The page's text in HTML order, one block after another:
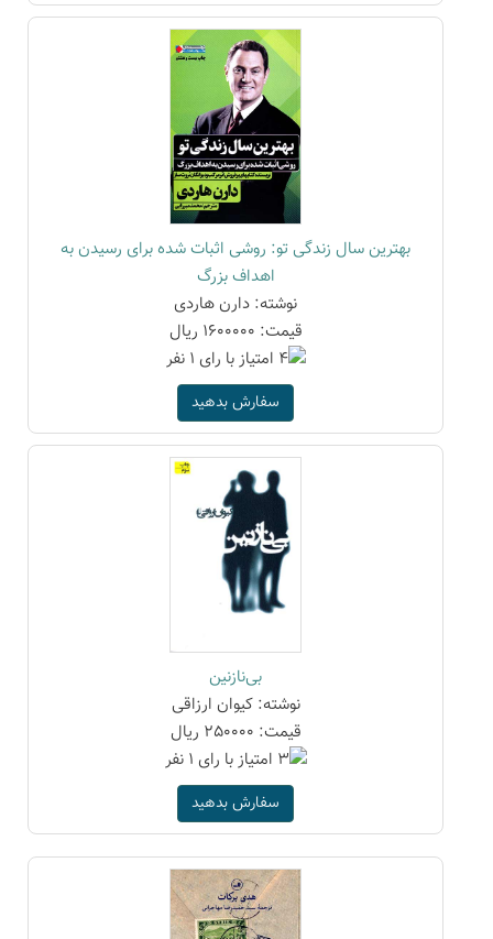
بهترین سال زندگی تو: روشی اثبات شده برای رسیدن به
اهداف بزرگ
نوشته: دارن هاردی
قیمت: 1600000 ریال
سفارش بدهید
بی‌نازنین
نوشته: کیوان ارزاقی
قیمت: 250000 ریال
سفارش بدهید